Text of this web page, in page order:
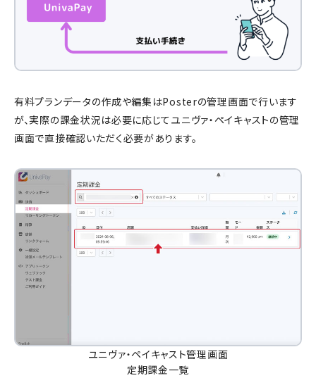
有料プランデータの作成や編集はPosterの管理画面で行います
が、実際の課金状況は必要に応じてユニヴァ・ペイキャストの管理
画面で直接確認いただく必要があります。
ユニヴァ・ペイキャスト管理画面
定期課金一覧